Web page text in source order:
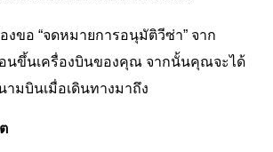
ขอ “จดหมายการอนุมัติวีซ่า” จาก
นขึ้นเครื่องบินของคุณ จากนั้นคุณจะได้
ามบินเมื่อเดินทางมาถึง